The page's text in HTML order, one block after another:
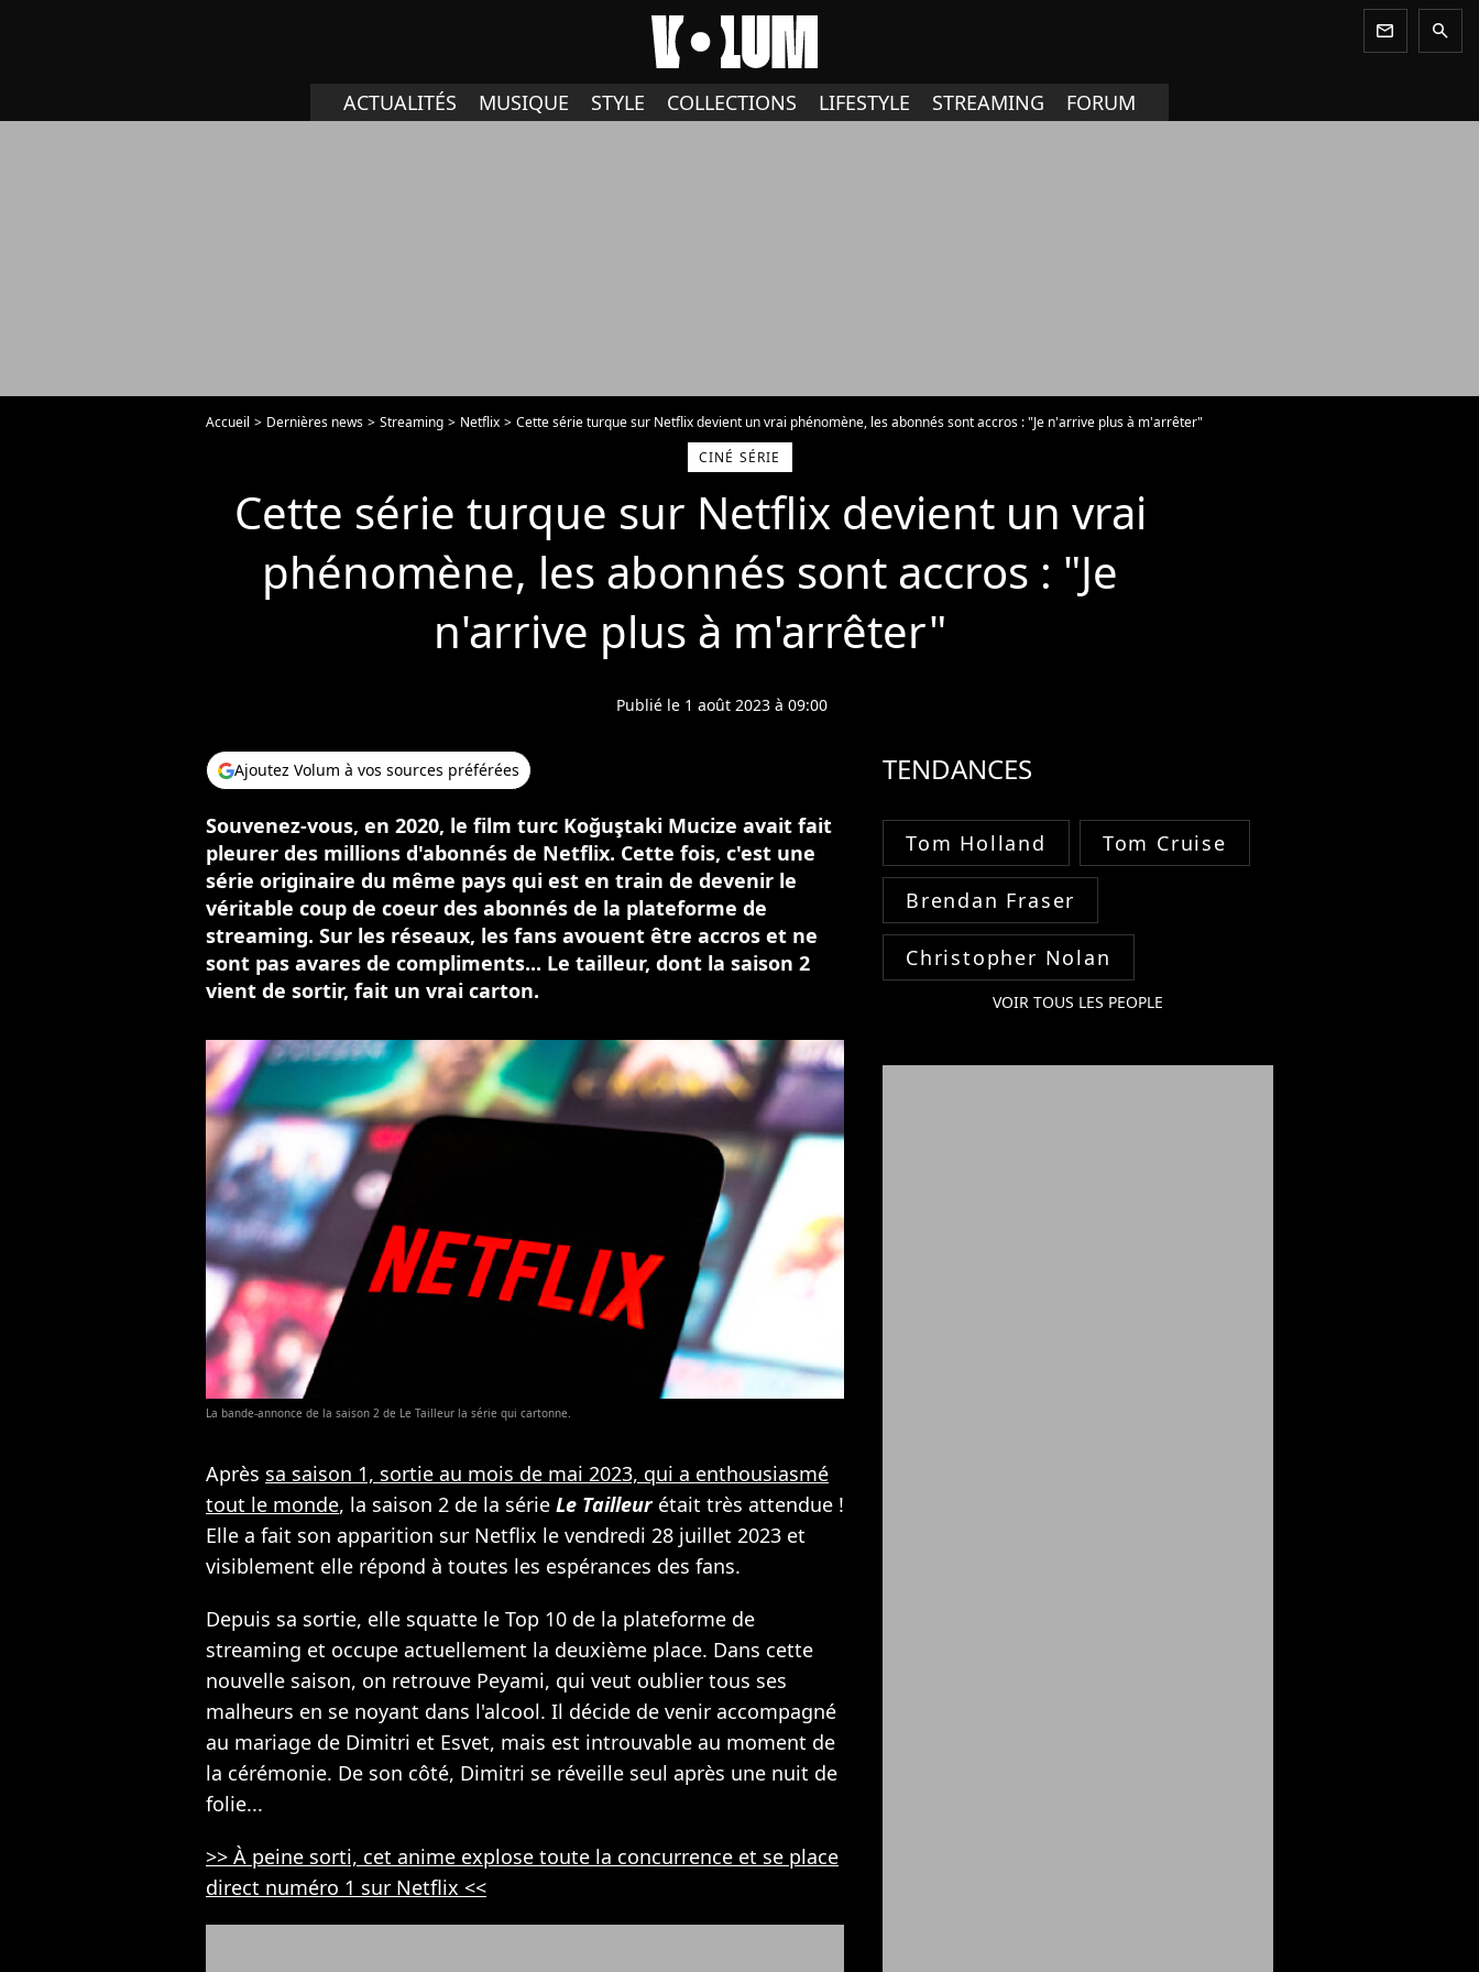
newsletter search
ACTUALITÉS MUSIQUE STYLE COLLECTIONS LIFESTYLE STREAMING FORUM
Accueil Dernières news Streaming Netflix
Cette série turque sur Netflix devient un vrai phénomène, les abonnés sont accros : "Je n'arrive plus à m'arrêter"
CINÉ SÉRIE
Cette série turque sur Netflix devient un vrai
phénomène, les abonnés sont accros : "Je
n'arrive plus à m'arrêter"
Publié le 1 août 2023 à 09:00
Ajoutez Volum à vos sources préférées
Souvenez-vous, en 2020, le film turc Koğuştaki Mucize avait fait
pleurer des millions d'abonnés de Netflix. Cette fois, c'est une
série originaire du même pays qui est en train de devenir le
véritable coup de coeur des abonnés de la plateforme de
streaming. Sur les réseaux, les fans avouent être accros et ne
sont pas avares de compliments... Le tailleur, dont la saison 2
vient de sortir, fait un vrai carton.
La bande-annonce de la saison 2 de Le Tailleur la série qui cartonne.
Après sa saison 1, sortie au mois de mai 2023, qui a enthousiasmé
tout le monde, la saison 2 de la série Le Tailleurétait très attendue !
Elle a fait son apparition sur Netflix le vendredi 28 juillet 2023 et
visiblement elle répond à toutes les espérances des fans.
Depuis sa sortie, elle squatte le Top 10 de la plateforme de
streaming et occupe actuellement la deuxième place. Dans cette
nouvelle saison, on retrouve Peyami, qui veut oublier tous ses
malheurs en se noyant dans l'alcool. Il décide de venir accompagné
au mariage de Dimitri et Esvet, mais est introuvable au moment de
la cérémonie. De son côté, Dimitri se réveille seul après une nuit de
folie...
>> À peine sorti, cet anime explose toute la concurrence et se place
direct numéro 1 sur Netflix <<
TENDANCES
Tom Holland Tom Cruise
Brendan Fraser
Christopher Nolan
VOIR TOUS LES PEOPLE